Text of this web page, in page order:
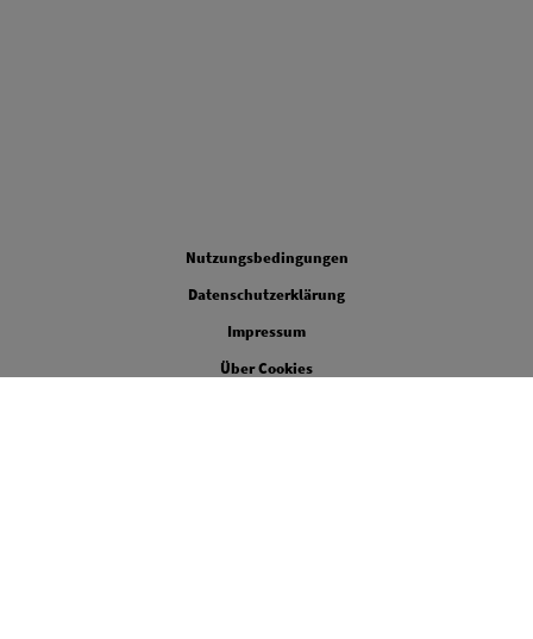
Nutzungsbedingungen
Datenschutzerklärung
Impressum
Über Cookies